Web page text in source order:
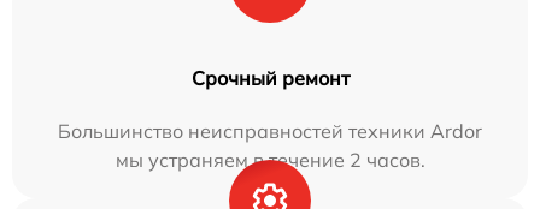
Срочный ремонт
Большинство неисправностей техники Ardor
мы устраняем в течение 2 часов.